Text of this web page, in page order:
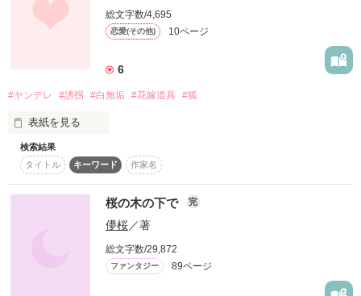
我のオタ友みおちゃんをモチーフにさせていただいておりま
す。
みおちゃんと語り合いながら国語はネタの神様であるというこ
とに気づきました(笑)
全く関係ないことまでご覧にいただく読者様。ありがとうござ
作品を読む
折り紙を駆使する魔法使いの末裔
祓い屋見習いの生徒会副会長
ぬいぐるみの姿をしている湊の式神
管狐・ザクロ
二人の秘密を知る大人気の生徒会長
ちょっぴりギャル！？　エルの親友
紅猫はネオンが輝く街に出て
不良を狩るという
猫のように品がありしなやかに
闘う姿は誰もが魅了されるだろう
だが今宵も猫の餌になるのは
誰なんだろうか――…
総文字数/4,695
恋愛(その他) 10ページ
6
#ヤンデレ #誘拐 #白無垢 #花嫁道具 #狐
表紙を見る
妖に魅入られた娘は、決して逃げることはできないーーー。
検索結果
タイトル
キーワード 作家名
桜の木の下で 完
儚桜／著
総文字数/29,872
ファンタジー 89ページ